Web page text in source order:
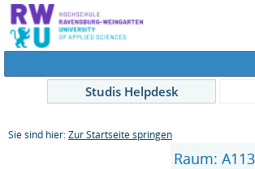
Studis Helpdesk
Sie sind hier: Zur Startseite springen
Raum: